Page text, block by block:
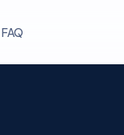
FAQ